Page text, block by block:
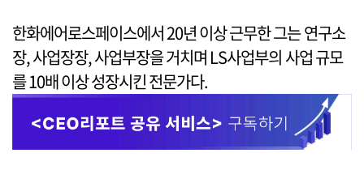
한화에어로스페이스에서 20년 이상 근무한 그는 연구소
장, 사업장장, 사업부장을 거치며 LS사업부의 사업 규모
를 10배 이상 성장시킨 전문가다.